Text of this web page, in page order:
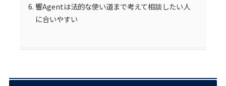
響Agentは法的な使い道まで考えて相談したい人
に合いやすい